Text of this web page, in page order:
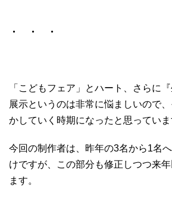
・ ・ ・
「こどもフェア」とハート、さらに
展示というのは非常に悩ましいので
かしていく時期になったと思っていま
今回の制作者は、昨年の3名から1名
けですが、この部分も修正しつつ来
ます。